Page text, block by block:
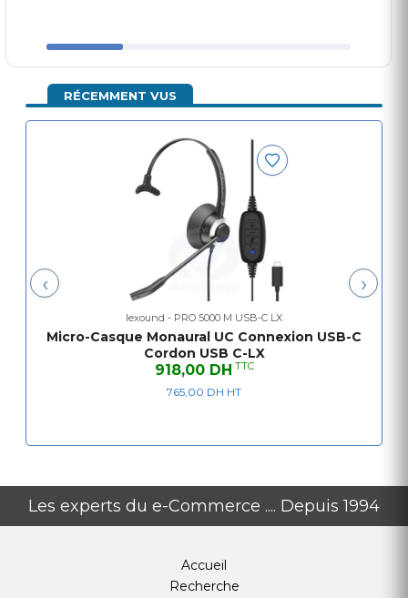
RÉCEMMENT VUS
‹ ›
lexound - PRO 5000 M USB-C LX
Micro-Casque Monaural UC Connexion USB-C
Cordon USB C-LX
918,00 DH TTC
765,00 DH HT
Les experts du e-Commerce .... Depuis 1994
Accueil
Recherche